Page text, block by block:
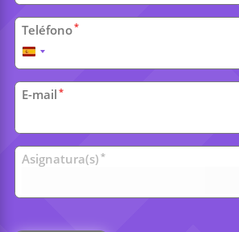
Teléfono*
España
+34
E-mail *
Clases
universitarias
Asignatura(s) *